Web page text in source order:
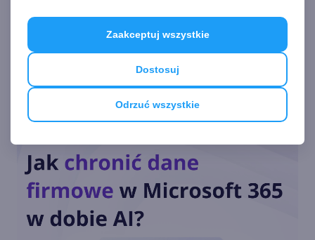
Odrzuć wszystkie
Dostosuj
Zaakceptuj wszystkie
.NET 8 oficjalnie
uruchomiony. Co nowego?
dostarczany na starsze wersje
Windows 10 i 11
Microsoft zaktualizował